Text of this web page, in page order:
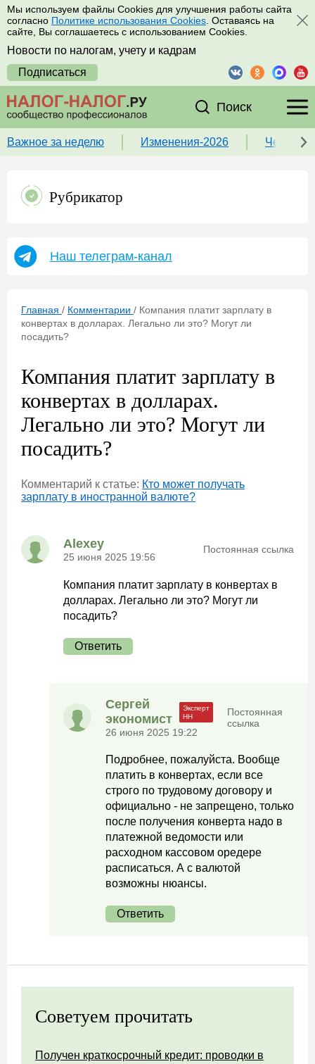
Мы используем файлы Cookies для улучшения работы сайта
согласно Политике использования Cookies . Оставаясь на
сайте, Вы соглашаетесь с использованием Cookies.
Новости по налогам, учету и кадрам
Подписаться
Поиск
Важное за неделю Изменения-2026 Чек-
Рубрикатор
Наш телеграм-канал
Главная / Комментарии / Компания платит зарплату в
конвертах в долларах. Легально ли это? Могут ли
посадить?
Компания платит зарплату в
конвертах в долларах.
Легально ли это? Могут ли
посадить?
Комментарий к статье: Кто может получать
зарплату в иностранной валюте?
Alexey
25 июня 2025 19:56
Постоянная ссылка
Компания платит зарплату в конвертах в
долларах. Легально ли это? Могут ли
посадить?
Ответить
Сергей
экономист
26 июня 2025 19:22
Постоянная
ссылка
Подробнее, пожалуйста. Вообще
платить в конвертах, если все
строго по трудовому договору и
официально - не запрещено, только
после получения конверта надо в
платежной ведомости или
расходном кассовом оредере
расписаться. А с валютой
возможны нюансы.
Ответить
Советуем прочитать
Получен краткосрочный кредит: проводки в